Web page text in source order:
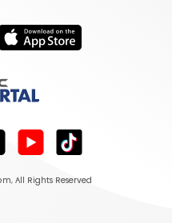
, All Rights Reserved